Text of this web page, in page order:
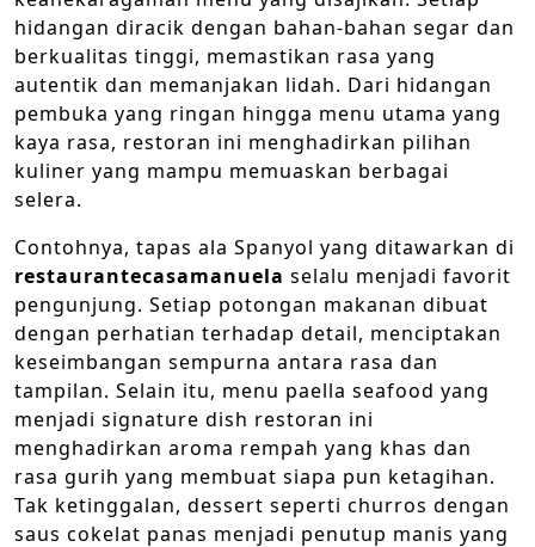
hidangan diracik dengan bahan-bahan segar dan
berkualitas tinggi, memastikan rasa yang
autentik dan memanjakan lidah. Dari hidangan
pembuka yang ringan hingga menu utama yang
kaya rasa, restoran ini menghadirkan pilihan
kuliner yang mampu memuaskan berbagai
selera.
Contohnya, tapas ala Spanyol yang ditawarkan di
restaurantecasamanuela selalu menjadi favorit
pengunjung. Setiap potongan makanan dibuat
dengan perhatian terhadap detail, menciptakan
keseimbangan sempurna antara rasa dan
tampilan. Selain itu, menu paella seafood yang
menjadi signature dish restoran ini
menghadirkan aroma rempah yang khas dan
rasa gurih yang membuat siapa pun ketagihan.
Tak ketinggalan, dessert seperti churros dengan
saus cokelat panas menjadi penutup manis yang